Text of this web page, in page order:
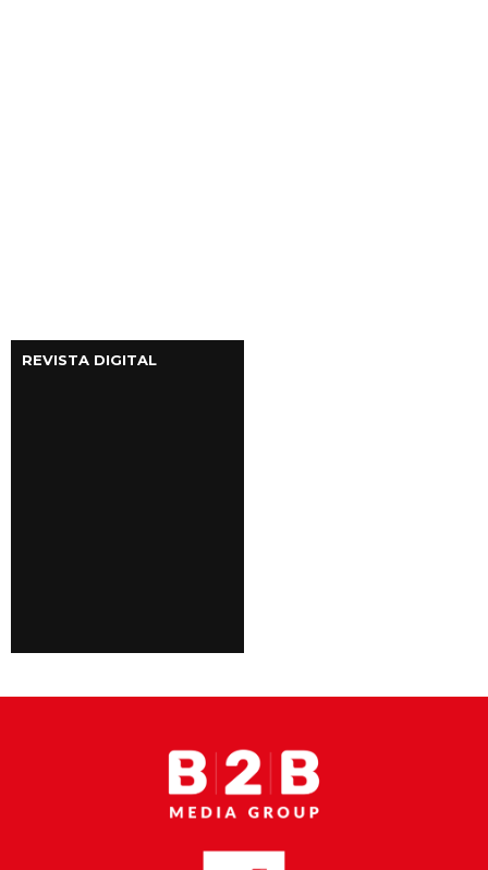
REVISTA DIGITAL